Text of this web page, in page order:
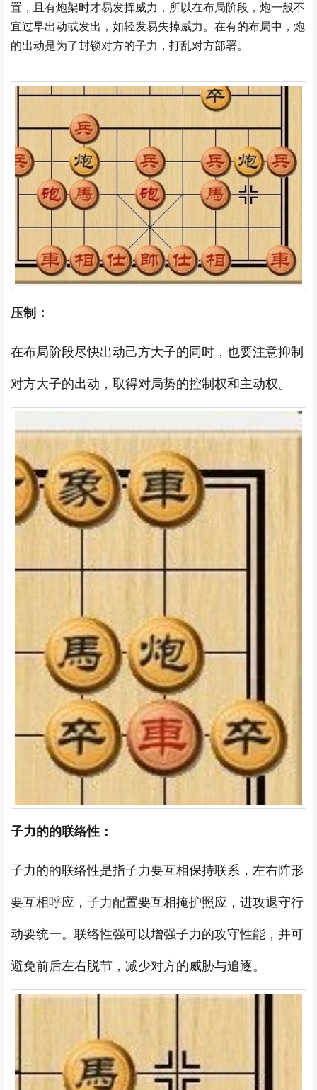
置，且有炮架时才易发挥威力，所以在布局阶段，炮一般不
宜过早出动或发出，如轻发易失掉威力。在有的布局中，炮
的出动是为了封锁对方的子力，打乱对方部署。
压制：
在布局阶段尽快出动己方大子的同时，也要注意抑制
对方大子的出动，取得对局势的控制权和主动权。
子力的的联络性：
子力的的联络性是指子力要互相保持联系，左右阵形
要互相呼应，子力配置要互相掩护照应，进攻退守行
动要统一。联络性强可以增强子力的攻守性能，并可
避免前后左右脱节，减少对方的威胁与追逐。